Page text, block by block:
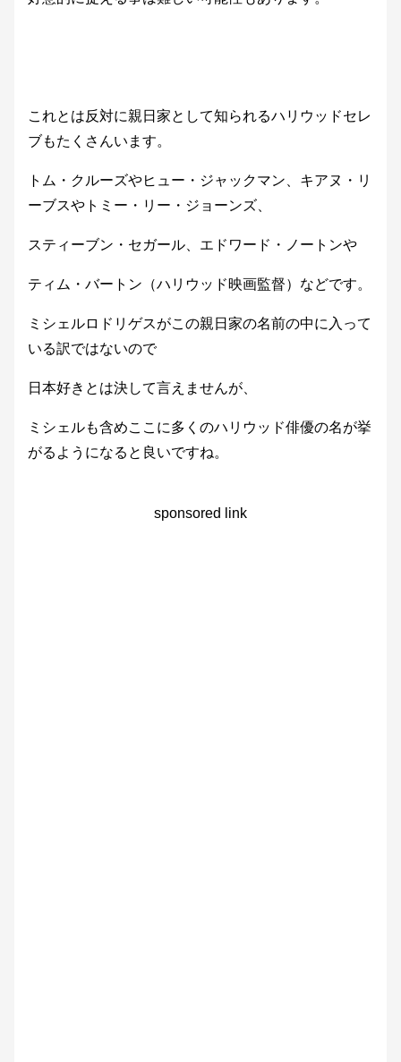
これとは反対に親日家として知られるハリウッドセレ
ブもたくさんいます。
トム・クルーズやヒュー・ジャックマン、キアヌ・リ
ーブスやトミー・リー・ジョーンズ、
スティーブン・セガール、エドワード・ノートンや
ティム・バートン（ハリウッド映画監督）などです。
ミシェルロドリゲスがこの親日家の名前の中に入って
いる訳ではないので
日本好きとは決して言えませんが、
ミシェルも含めここに多くのハリウッド俳優の名が挙
がるようになると良いですね。
sponsored link